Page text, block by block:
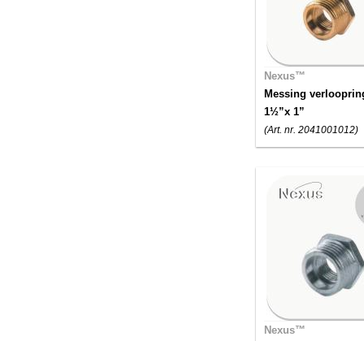
Nexus™
Messing
1½”x 1”
(Art. nr. 2041001012)
Nexus™